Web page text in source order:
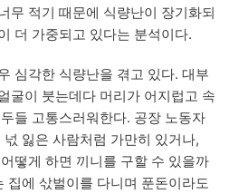
무 적기 때문에 식량난이 장기화되
더 가중되고 있다는 분석이다.
심각한 식량난을 겪고 있다. 대부
굴이 붓는데다 머리가 어지럽고 속
들 고통스러워한다. 공장 노동자
잃은 사람처럼 가만히 있거나,
떻게 하면 끼니를 구할 수 있을까
집에 삯벌이를 다니며 푼돈이라도